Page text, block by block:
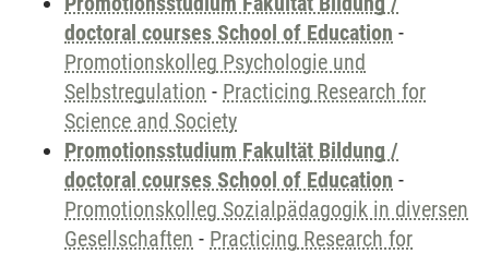
doctoral courses School of Education -
Promotionskolleg Psychologie und
Selbstregulation - Practicing Research for
Science and Society
Promotionsstudium Fakultät Bildung /
doctoral courses School of Education -
Promotionskolleg Sozialpädagogik in diversen
Gesellschaften - Practicing Research for